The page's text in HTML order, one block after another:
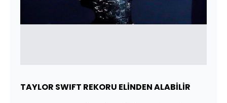
TAYLOR SWIFT REKORU ELİNDEN ALABİLİR